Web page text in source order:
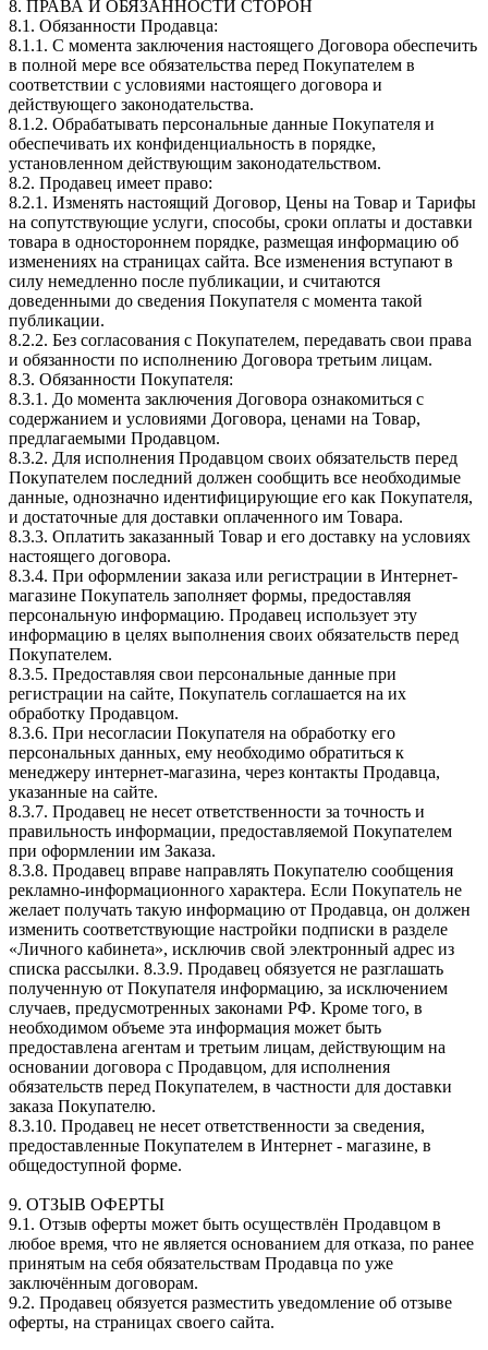
8. ПРАВА И ОБЯЗАННОСТИ СТОРОН
8.1. Обязанности Продавца:
8.1.1. С момента заключения настоящего Договора обеспечить
в полной мере все обязательства перед Покупателем в
соответствии с условиями настоящего договора и
действующего законодательства.
8.1.2. Обрабатывать персональные данные Покупателя и
обеспечивать их конфиденциальность в порядке,
установленном действующим законодательством.
8.2. Продавец имеет право:
8.2.1. Изменять настоящий Договор, Цены на Товар и Тарифы
на сопутствующие услуги, способы, сроки оплаты и доставки
товара в одностороннем порядке, размещая информацию об
изменениях на страницах сайта. Все изменения вступают в
силу немедленно после публикации, и считаются
доведенными до сведения Покупателя с момента такой
публикации.
8.2.2. Без согласования с Покупателем, передавать свои права
и обязанности по исполнению Договора третьим лицам.
8.3. Обязанности Покупателя:
8.3.1. До момента заключения Договора ознакомиться с
содержанием и условиями Договора, ценами на Товар,
предлагаемыми Продавцом.
8.3.2. Для исполнения Продавцом своих обязательств перед
Покупателем последний должен сообщить все необходимые
данные, однозначно идентифицирующие его как Покупателя,
и достаточные для доставки оплаченного им Товара.
8.3.3. Оплатить заказанный Товар и его доставку на условиях
настоящего договора.
8.3.4. При оформлении заказа или регистрации в Интернет-
магазине Покупатель заполняет формы, предоставляя
персональную информацию. Продавец использует эту
информацию в целях выполнения своих обязательств перед
Покупателем.
8.3.5. Предоставляя свои персональные данные при
регистрации на сайте, Покупатель соглашается на их
обработку Продавцом.
8.3.6. При несогласии Покупателя на обработку его
персональных данных, ему необходимо обратиться к
менеджеру интернет-магазина, через контакты Продавца,
указанные на сайте.
8.3.7. Продавец не несет ответственности за точность и
правильность информации, предоставляемой Покупателем
при оформлении им Заказа.
8.3.8. Продавец вправе направлять Покупателю сообщения
рекламно-информационного характера. Если Покупатель не
желает получать такую информацию от Продавца, он должен
изменить соответствующие настройки подписки в разделе
«Личного кабинета», исключив свой электронный адрес из
списка рассылки. 8.3.9. Продавец обязуется не разглашать
полученную от Покупателя информацию, за исключением
случаев, предусмотренных законами РФ. Кроме того, в
необходимом объеме эта информация может быть
предоставлена агентам и третьим лицам, действующим на
основании договора с Продавцом, для исполнения
обязательств перед Покупателем, в частности для доставки
заказа Покупателю.
8.3.10. Продавец не несет ответственности за сведения,
предоставленные Покупателем в Интернет - магазине, в
общедоступной форме.
9. ОТЗЫВ ОФЕРТЫ
9.1. Отзыв оферты может быть осуществлён Продавцом в
любое время, что не является основанием для отказа, по ранее
принятым на себя обязательствам Продавца по уже
заключённым договорам.
9.2. Продавец обязуется разместить уведомление об отзыве
оферты, на страницах своего сайта.